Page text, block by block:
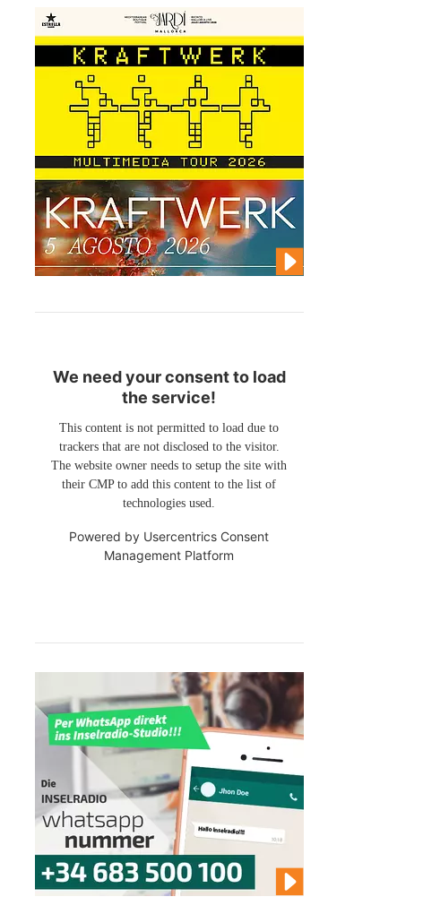
We need your consent to load
the service!
This content is not permitted to load due to
trackers that are not disclosed to the visitor.
The website owner needs to setup the site with
their CMP to add this content to the list of
technologies used.
Powered by Usercentrics Consent
Management Platform